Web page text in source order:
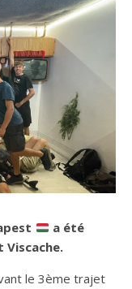
a été
Viscache.
le 3ème trajet